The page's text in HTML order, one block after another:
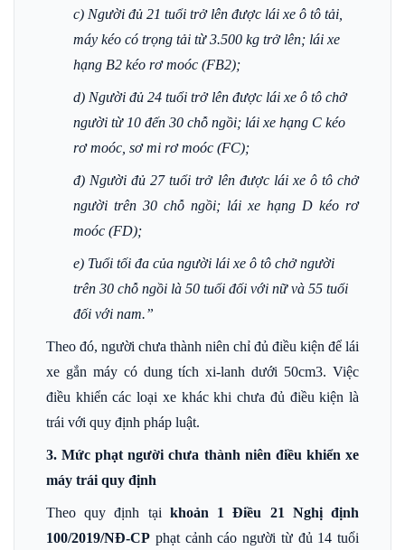
c) Người đủ 21 tuổi trở lên được lái xe ô tô tải,
máy kéo có trọng tải từ 3.500 kg trở lên; lái xe
hạng B2 kéo rơ moóc (FB2);
d) Người đủ 24 tuổi trở lên được lái xe ô tô chở
người từ 10 đến 30 chỗ ngồi; lái xe hạng C kéo
rơ moóc, sơ mi rơ moóc (FC);
đ) Người đủ 27 tuổi trở lên được lái xe ô tô chở
người trên 30 chỗ ngồi; lái xe hạng D kéo rơ
moóc (FD);
e) Tuổi tối đa của người lái xe ô tô chở người
trên 30 chỗ ngồi là 50 tuổi đối với nữ và 55 tuổi
đối với nam.”
Theo đó, người chưa thành niên chỉ đủ điều kiện để lái
xe gắn máy có dung tích xi-lanh dưới 50cm3. Việc
điều khiển các loại xe khác khi chưa đủ điều kiện là
trái với quy định pháp luật.
3. Mức phạt người chưa thành niên điều khiển xe
máy trái quy định
Theo quy định tại khoản 1 Điều 21 Nghị định
100/2019/NĐ-CP phạt cảnh cáo người từ đủ 14 tuổi